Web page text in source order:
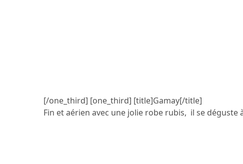
[/one_third] [one_third] [title]Gamay[/title]
Fin et aérien avec une jolie robe rubis, il se déguste